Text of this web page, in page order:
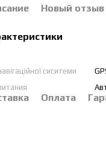
Новый
сиситеми
Оплата